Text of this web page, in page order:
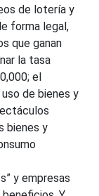
de lotería y
forma legal,
que ganan
la tasa
el
de bienes y
bienes y
y empresas